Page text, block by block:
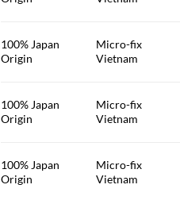
100% Japan
Origin
Micro-fix
Vietnam
100% Japan
Origin
Micro-fix
Vietnam
100% Japan
Origin
Micro-fix
Vietnam